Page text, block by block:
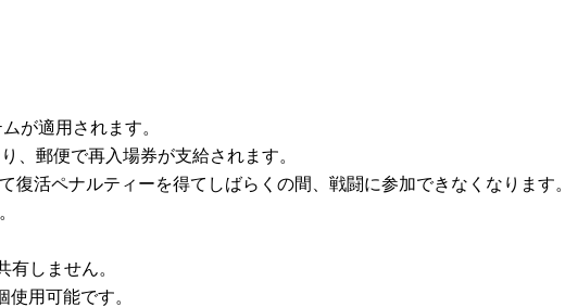
が適用されます。
、郵便で再入場券が支給されます。
活ペナルティーを得てしばらくの間、戦闘に参加できなくなります。
しません。
用可能です。